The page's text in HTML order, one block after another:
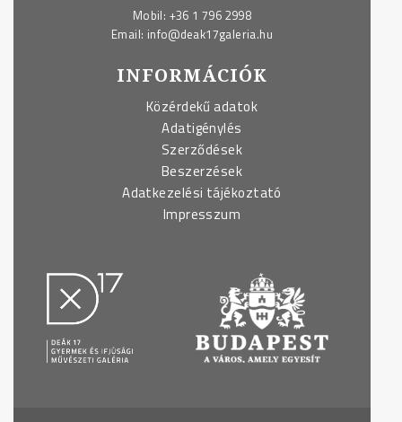
Mobil: +36 1 796 2998
Email: info@deak17galeria.hu
INFORMÁCIÓK
Közérdekű adatok
Adatigénylés
Szerződések
Beszerzések
Adatkezelési tájékoztató
Impresszum